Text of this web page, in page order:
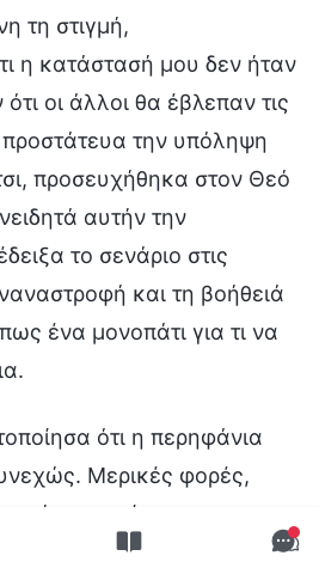
τη στιγμή,
η κατάστασή μου δεν ήταν
οι άλλοι θα έβλεπαν τις
την υπόληψη
προσευχήθηκα στον Θεό
αυτήν την
το σενάριο στις
και τη βοήθειά
ένα μονοπάτι για τι να
ότι η περηφάνια
Μερικές φορές,
μπορούσα να
την κατάσταση, αλλά